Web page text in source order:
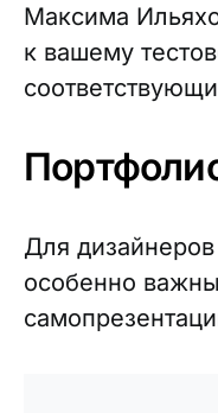
Максима
к вашему
Для
особенно